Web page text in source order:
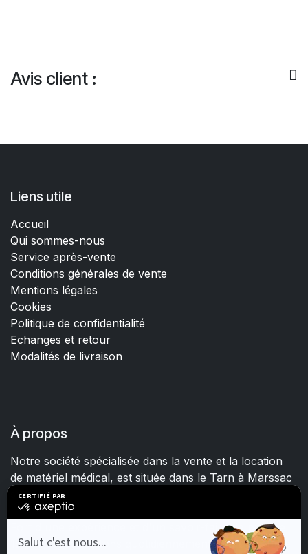
Avis client :
Liens utile
Accueil
Qui sommes-nous
Service après-vente
Conditions générales de vente
Mentions légales
Cookies
Politique de confidentialité
Echanges et retour
Modalités de livraison
À propos
Notre société spécialisée dans la vente et la location
de matériel médical, est située dans le Tarn à Marssac
sur Tarn.
Fort d'une expérience et d'un savoir-faire de plus de
15 ans, nous mettons quotidiennement tout en œuvre